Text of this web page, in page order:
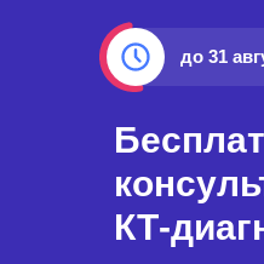
КТ-
до 31